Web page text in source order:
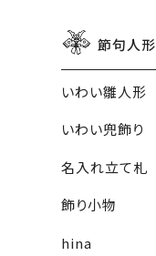
節句人形
いわい雛人形
いわい兜飾り
名入れ立て札
飾り小物
hina